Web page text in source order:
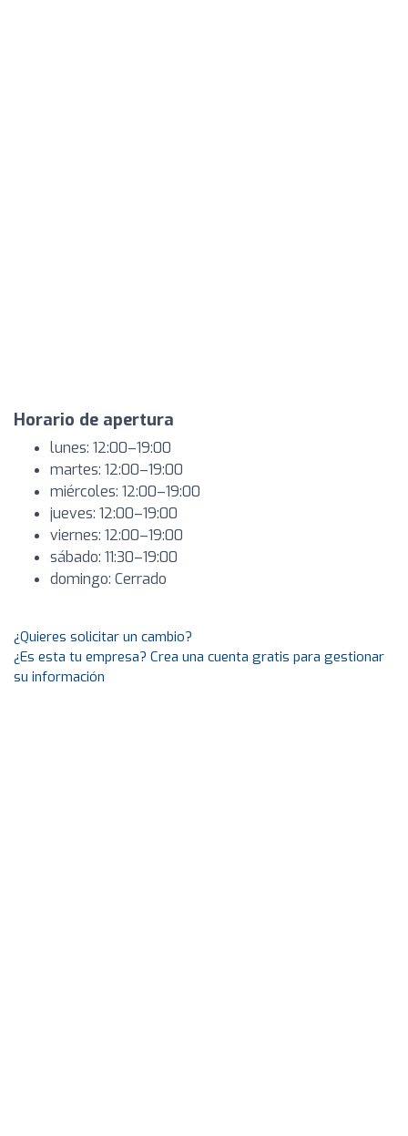
Horario de apertura
lunes: 12:00–19:00
martes: 12:00–19:00
miércoles: 12:00–19:00
jueves: 12:00–19:00
viernes: 12:00–19:00
sábado: 11:30–19:00
domingo: Cerrado
¿Quieres solicitar un cambio?
¿Es esta tu empresa? Crea una cuenta gratis para gestionar
su información